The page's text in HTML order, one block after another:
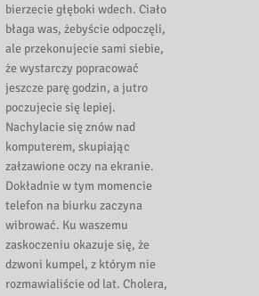
bierzecie głęboki wdech. Ciało
błaga was, żebyście odpoczęli,
ale przekonujecie sami siebie,
że wystarczy popracować
jeszcze parę godzin, a jutro
poczujecie się lepiej.
Nachylacie się znów nad
komputerem, skupiając
załzawione oczy na ekranie.
Dokładnie w tym momencie
telefon na biurku zaczyna
wibrować. Ku waszemu
zaskoczeniu okazuje się, że
dzwoni kumpel, z którym nie
rozmawialiście od lat. Cholera,